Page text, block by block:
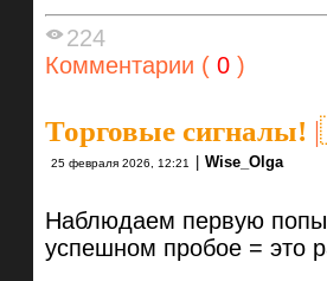
224
Комментарии ( 0 )
Торговые сигналы! |
25 февраля 2026, 12:21 | Wise_Olga
Наблюдаем первую
успешном пробое = это